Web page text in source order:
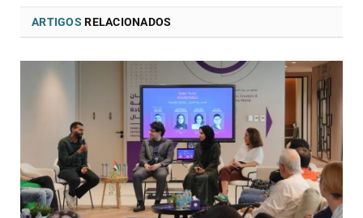
ARTIGOS RELACIONADOS